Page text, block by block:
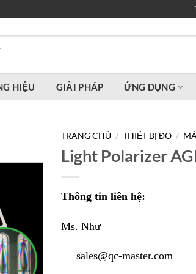
HIỆU GIẢI PHÁP ỨNG DỤNG
TRANG CHỦ / THIẾT BỊ ĐO /
Light Polarizer
Thông tin liên hệ:
Ms. Như
sales@qc-master.com